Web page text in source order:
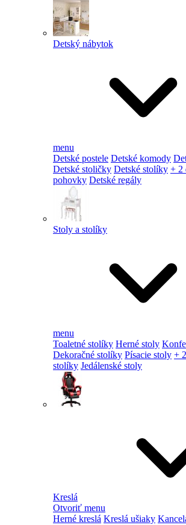
Detský nábytok
menu
Detské postele Detské komody
Detské stoličky Detské stolíky + 2
pohovky Detské regály
Stoly a stolíky
menu
Toaletné stolíky Herné stoly
Dekoračné stolíky Písacie stoly +
stolíky Jedálenské stoly
Kreslá
Otvoriť menu
Herné kreslá Kreslá ušiaky